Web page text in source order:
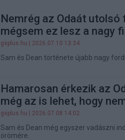
Nemrég az Odaát
mégsem ez lesz a nagy
gsplus.hu | 2026.07.10 13:34
Sam és Dean története újabb nagy
Hamarosan érkezik az
még az is lehet, hogy
gsplus.hu | 2026.07.08 14:02
Sam és Dean még egyszer vadászni
örömére.